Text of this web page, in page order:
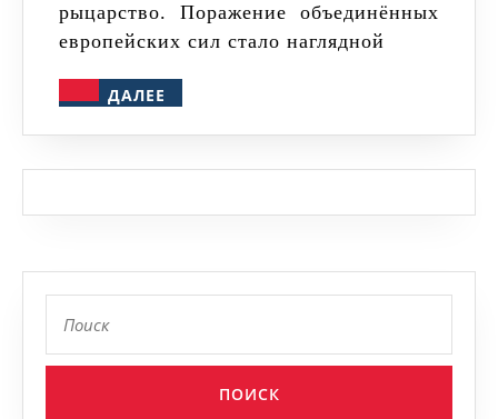
рыцарство. Поражение объединённых
европейских сил стало наглядной
ДАЛЕЕ